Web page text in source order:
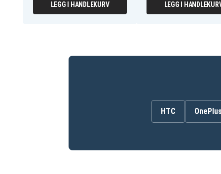
LEGG I HANDLEKURV LEGG I
HTC OnePlus